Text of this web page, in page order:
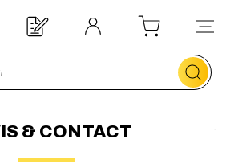
& CONTACT